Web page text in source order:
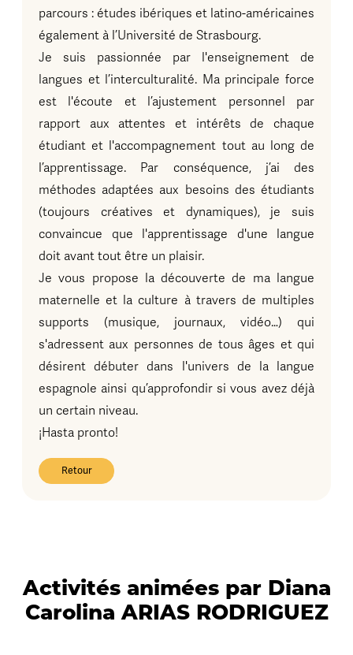
parcours : études ibériques et latino-américaines
également à l’Université de Strasbourg.
Je suis passionnée par l'enseignement de
langues et l’interculturalité. Ma principale force
est l'écoute et l’ajustement personnel par
rapport aux attentes et intérêts de chaque
étudiant et l'accompagnement tout au long de
l’apprentissage. Par conséquence, j’ai des
méthodes adaptées aux besoins des étudiants
(toujours créatives et dynamiques), je suis
convaincue que l'apprentissage d'une langue
doit avant tout être un plaisir.
Je vous propose la découverte de ma langue
maternelle et la culture à travers de multiples
supports (musique, journaux, vidéo…) qui
s'adressent aux personnes de tous âges et qui
désirent débuter dans l'univers de la langue
espagnole ainsi qu’approfondir si vous avez déjà
un certain niveau.
¡Hasta pronto!
Retour
Activités animées par Diana
Carolina ARIAS RODRIGUEZ